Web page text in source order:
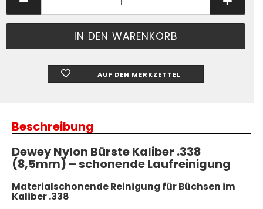
AUF DEN MERKZETTEL
Beschreibung
Dewey Nylon Bürste Kaliber .338
(8,5mm) – schonende Laufreinigung
Materialschonende Reinigung für Büchsen im
Kaliber .338